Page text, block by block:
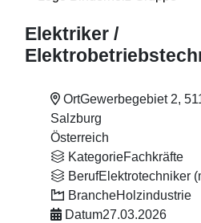
Elektriker/
OrtGewerbegebiet 2,
Salzburg
Österreich
KategorieFachkräfte
BerufElektrotechniker
BrancheHolzindustrie
Datum27.03.2026